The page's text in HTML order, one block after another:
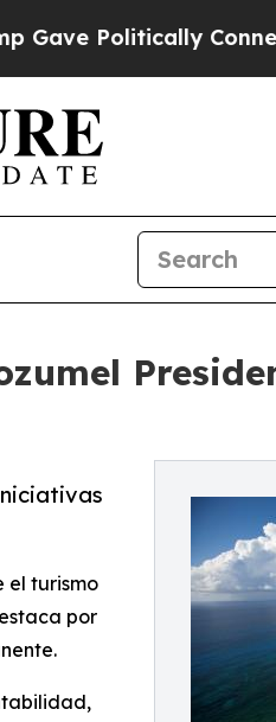
Connected
el turismo
por